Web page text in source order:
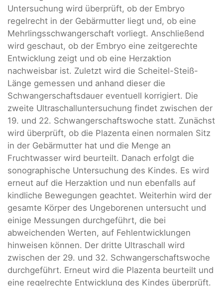
Untersuchung wird überprüft, ob der Embryo
regelrecht in der Gebärmutter liegt und, ob eine
Mehrlingsschwangerschaft vorliegt. Anschließend
wird geschaut, ob der Embryo eine zeitgerechte
Entwicklung zeigt und ob eine Herzaktion
nachweisbar ist. Zuletzt wird die Scheitel-Steiß-
Länge gemessen und anhand dieser die
Schwangerschaftsdauer eventuell korrigiert. Die
zweite Ultraschalluntersuchung findet zwischen der
19. und 22. Schwangerschaftswoche statt. Zunächst
wird überprüft, ob die Plazenta einen normalen Sitz
in der Gebärmutter hat und die Menge an
Fruchtwasser wird beurteilt. Danach erfolgt die
sonographische Untersuchung des Kindes. Es wird
erneut auf die Herzaktion und nun ebenfalls auf
kindliche Bewegungen geachtet. Weiterhin wird der
gesamte Körper des Ungeborenen untersucht und
einige Messungen durchgeführt, die bei
abweichenden Werten, auf Fehlentwicklungen
hinweisen können. Der dritte Ultraschall wird
zwischen der 29. und 32. Schwangerschaftswoche
durchgeführt. Erneut wird die Plazenta beurteilt und
eine regelrechte Entwicklung des Kindes überprüft.